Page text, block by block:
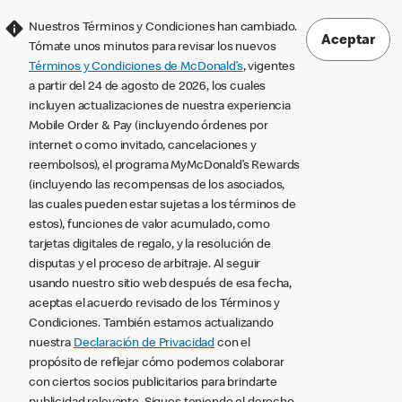
Nuestros Términos y Condiciones han cambiado.
Tómate unos minutos para revisar los nuevos
Términos y Condiciones de McDonald’s, vigentes
a partir del 24 de agosto de 2026, los cuales
incluyen actualizaciones de nuestra experiencia
Mobile Order & Pay (incluyendo órdenes por
internet o como invitado, cancelaciones y
reembolsos), el programa MyMcDonald’s Rewards
(incluyendo las recompensas de los asociados,
las cuales pueden estar sujetas a los términos de
estos), funciones de valor acumulado, como
tarjetas digitales de regalo, y la resolución de
disputas y el proceso de arbitraje. Al seguir
usando nuestro sitio web después de esa fecha,
aceptas el acuerdo revisado de los Términos y
Condiciones. También estamos actualizando
nuestra Declaración de Privacidad con el
propósito de reflejar cómo podemos colaborar
con ciertos socios publicitarios para brindarte
Aceptar